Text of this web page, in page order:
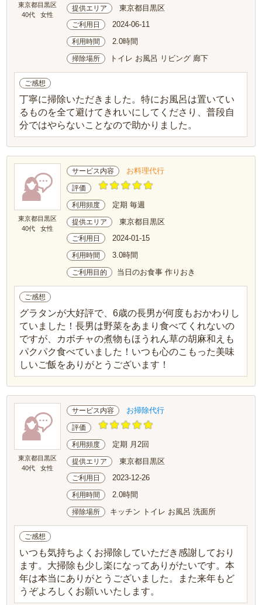
東京都目黒区
40代
女性
提供エリア 東京都目黒区
ご利用日 2024-06-11
利用時間 2.0時間
掃除場所 トイレ お風呂 リビング 廊下
ご感想
丁寧に掃除いただきました。特にお風呂は置いてい
るものを全て避けてきれいにしてくださり、普段自
分ではやらないことなので助かりました。
東京都目黒区
40代
女性
サービス内容 お料理代行
評価
利用頻度 定期 毎週
提供エリア 東京都目黒区
ご利用日 2024-01-15
利用時間 3.0時間
ご利用目的 当日のお食事 作りおき
ご感想
グラタンが大好評で、6歳の長男が何度もおかわりし
ていました！長男は野菜をあまり食べてくれないの
ですが、カボチャの煮物もほうれん草の胡麻和えも
パクパク食べていました！いつも心のこもった美味
しいご飯をありがとうございます！
東京都目黒区
40代
女性
サービス内容 お掃除代行
評価
利用頻度 定期 月2回
提供エリア 東京都目黒区
ご利用日 2023-12-26
利用時間 2.0時間
掃除場所 キッチン トイレ お風呂 洗面所
ご感想
いつも気持ちよくお掃除していただき感謝しており
ます。大掃除も少し楽になってありがたいです。本
年は本当にありがとうございました。また来年もど
うぞよろしくお願いいたします。